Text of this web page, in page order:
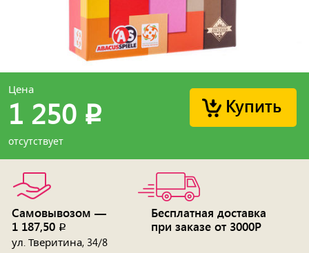
Купить
Цена
1 250 p
отсутствует
Самовывозом —
1 187,50 p
ул. Тверитина, 34/8
Бесплатная доставка
при заказе от 3000Р